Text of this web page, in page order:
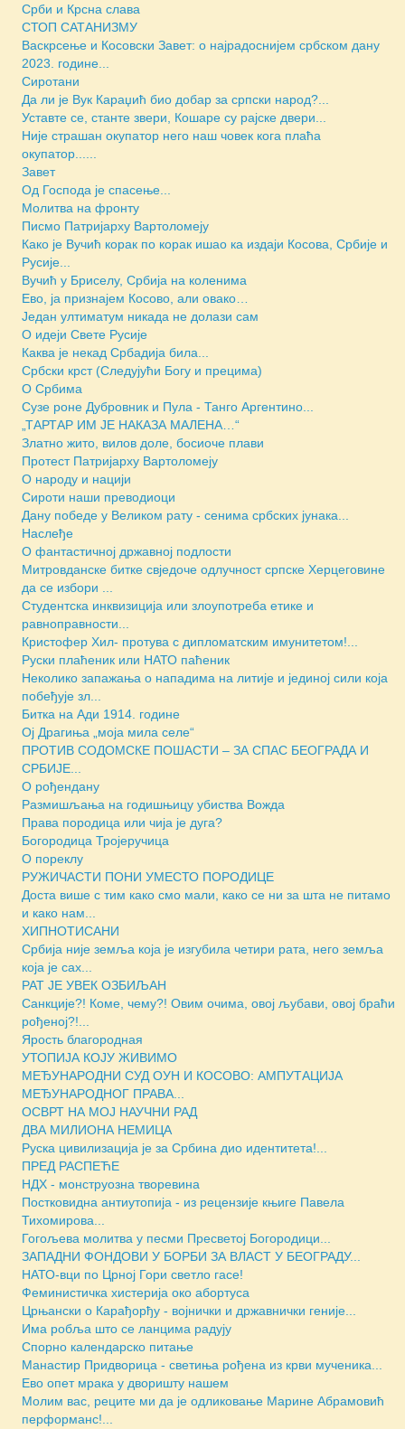
Срби и Крсна слава
СТОП САТАНИЗМУ
Васкрсење и Косовски Завет: о најрадоснијем србском дану
2023. године...
Сиротани
Да ли је Вук Караџић био добар за српски народ?...
Уставте се, станте звери, Кошаре су рајске двери...
Није страшан окупатор него наш човек кога плаћа
окупатор......
Завет
Од Господа је спасење...
Молитва на фронту
Писмо Патријарху Вартоломеју
Како је Вучић корак по корак ишао ка издаји Косова, Србије и
Русије...
Вучић у Бриселу, Србија на коленима
Ево, ја признајем Косово, али овако…
Један ултиматум никада не долази сам
О идеји Свете Русије
Каква је некад Србадија била...
Србски крст (Следујући Богу и прецима)
О Србима
Сузе роне Дубровник и Пула - Танго Аргентино...
„ТАРТАР ИМ ЈЕ НАКАЗА МАЛЕНА…“
Златно жито, вилов доле, босиоче плави
Протест Патријарху Вартоломеју
О народу и нацији
Сироти наши преводиоци
Дану победе у Великом рату - сенима србских јунака...
Наслеђе
О фантастичној државној подлости
Митровданске битке свједочe одлучност српске Херцеговине
да се избори ...
Студентска инквизиција или злоупотреба етике и
равноправности...
Кристофер Хил- протува с дипломатским имунитетом!...
Руски плаћеник или НАТО паћеник
Неколико запажања о нападима на литије и јединој сили која
побеђује зл...
Битка на Ади 1914. године
Ој Драгиња „моја мила селе“
ПРОТИВ СОДОМСКЕ ПОШАСТИ – ЗА СПАС БЕОГРАДА И
СРБИЈЕ...
О рођендану
Размишљања на годишњицу убиства Вожда
Права породица или чија је дуга?
Богородица Тројеручица
О пореклу
РУЖИЧАСТИ ПОНИ УМЕСТО ПОРОДИЦЕ
Доста више с тим како смо мали, како се ни за шта не питамо
и како нам...
ХИПНОТИСАНИ
Србија није земља која је изгубила четири рата, него земља
која је сах...
РАТ ЈЕ УВЕК ОЗБИЉАН
Санкције?! Коме, чему?! Овим очима, овој љубави, овој браћи
рођеној?!...
Ярость благородная
УТОПИЈА КОЈУ ЖИВИМО
МЕЂУНАРОДНИ СУД ОУН И КОСОВО: АМПУТАЦИЈА
МЕЂУНАРОДНОГ ПРАВА...
ОСВРТ НА МОЈ НАУЧНИ РАД
ДВА МИЛИОНА НЕМИЦА
Руска цивилизација је за Србина дио идентитета!...
ПРЕД РАСПЕЋЕ
НДХ - монструозна творевина
Постковидна антиутопија - из рецензије књиге Павела
Тихомирова...
Гогољева молитва у песми Пресветој Богородици...
ЗАПАДНИ ФОНДОВИ У БОРБИ ЗА ВЛАСТ У БЕОГРАДУ...
НАТО-вци по Црној Гори светло гасе!
Феминистичка хистерија око абортуса
Црњански о Карађорђу - војнички и државнички геније...
Има робља што се ланцима радују
Спорно календарско питање
Манастир Придворица - светиња рођена из крви мученика...
Ево опет мрака у дворишту нашем
Молим вас, реците ми да је одликовање Марине Абрамовић
перформанс!...